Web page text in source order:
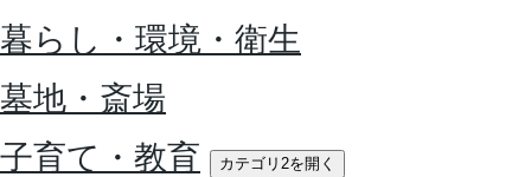
暮らし・環境・衛生
墓地・斎場
子育て・教育
カテゴリ2を開く